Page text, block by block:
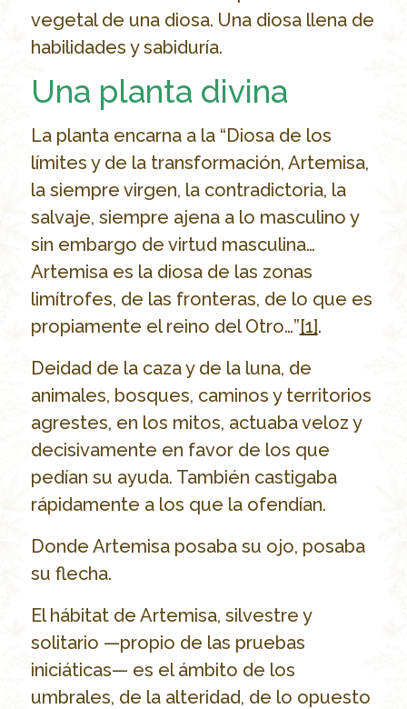
vegetal de una diosa. Una diosa llena de
habilidades y sabiduría.
Una planta divina
La planta encarna a la “Diosa de los
límites y de la transformación, Artemisa,
la siempre virgen, la contradictoria, la
salvaje, siempre ajena a lo masculino y
sin embargo de virtud masculina…
Artemisa es la diosa de las zonas
limítrofes, de las fronteras, de lo que es
propiamente el reino del Otro…”[1].
Deidad de la caza y de la luna, de
animales, bosques, caminos y territorios
agrestes, en los mitos, actuaba veloz y
decisivamente en favor de los que
pedían su ayuda. También castigaba
rápidamente a los que la ofendían.
Donde Artemisa posaba su ojo, posaba
su flecha.
El hábitat de Artemisa, silvestre y
solitario —propio de las pruebas
iniciáticas— es el ámbito de los
umbrales, de la alteridad, de lo opuesto